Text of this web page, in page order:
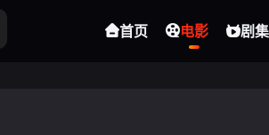
首页 电影 剧集